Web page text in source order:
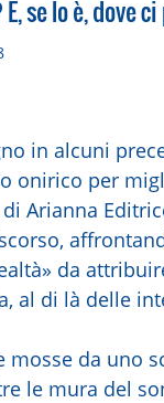
se lo è, dove
in alcuni
onirico per
Arianna
da
al di là delle
da uno
le mura del